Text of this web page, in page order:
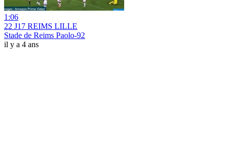
1:06
22 J17 REIMS LILLE
Stade de Reims Paolo-92
il y a 4 ans